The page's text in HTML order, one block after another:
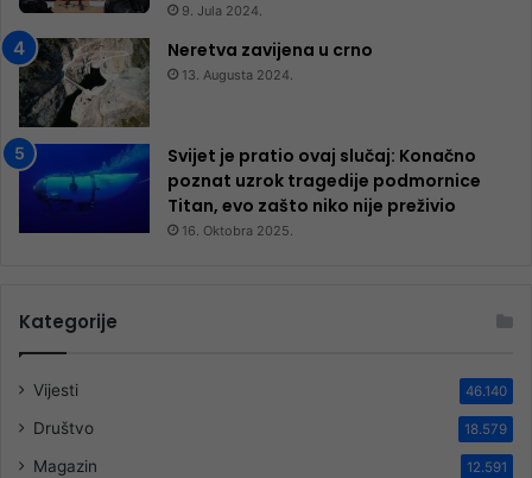
9. Jula 2024.
Neretva zavijena u crno
13. Augusta 2024.
Svijet je pratio ovaj slučaj: Konačno
poznat uzrok tragedije podmornice
Titan, evo zašto niko nije preživio
16. Oktobra 2025.
Kategorije
Vijesti 46.140
Društvo 18.579
Magazin 12.591